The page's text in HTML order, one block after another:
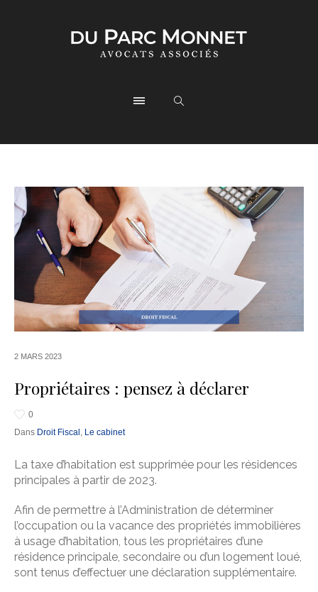
2 MARS 2023
Propriétaires : pensez à déclarer
0
Dans Droit Fiscal , Le cabinet
La taxe d’habitation est supprimée pour les résidences
principales à partir de 2023.
Afin de permettre à l’Administration de déterminer
l’occupation ou la vacance des propriétés immobilières
à usage d’habitation, tous les propriétaires d’une
résidence principale, secondaire ou d’un logement loué,
sont tenus d’effectuer une déclaration supplémentaire.